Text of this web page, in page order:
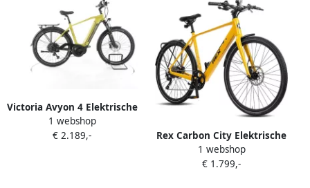
Victoria Avyon 4 Elektrische
trekkingfiets Bosch Accu
625Wh 27 5 2023 geel Pro
1 webshop
€ 2.189,-
Rex Carbon City Elektrische
Fiets 28 inch elektrische
fiets unisex- stadsfiets
1 webshop
€ 1.799,-